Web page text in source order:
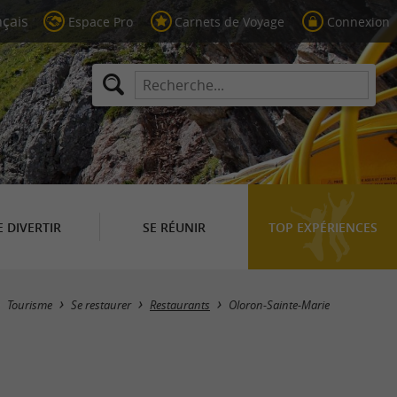
Espace Pro Carnets de Voyage Connexion
DIVERTIR SE RÉUNIR TOP EXPÉRIENCES
Masquer la carte
Tourisme Se restaurer Restaurants Oloron-Sainte-Marie